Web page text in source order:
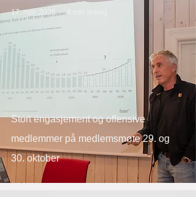
Stort engasjement og offensive
medlemmer på medlemsmøte 29. og
30. oktober
17. nov. 2025 4 min lesing